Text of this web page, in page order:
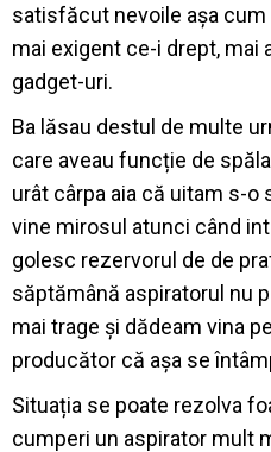
satisfăcut nevoile așa
mai exigent ce-i drept,
gadget-uri.
Ba lăsau destul de multe
care aveau funcție de
urât cârpa aia că uitam s-o
vine mirosul atunci când
golesc rezervorul de de
săptămână aspiratorul nu
mai trage și dădeam vina
producător că așa se
Situația se poate rezolva
cumperi un aspirator mult